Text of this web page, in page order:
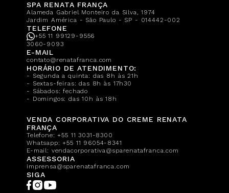
SPA RENATA FRANÇA
Alameda Gabriel Monteiro da Silva, 1974
Jardim América - São Paulo - SP - 014442-002
TELEFONE
+55 11 99129-9556
3060-9093
E-MAIL
contato@renatafranca.com
HORÁRIO DE ATENDIMENTO:
- Segunda a quinta: das 8h às 21h
- Sextas-feiras: das 8h às 17h30
- Sábados: fechado
- Domingos: das 10h às 18h
VENDA CORPORATIVA DO CREME RENATA
FRANÇA
Telefone:+55 11 3031-8300
Whatsapp:+55 11 96054-8341
E-mail: vendacorporativa@sparenatafranca.com
ASSESSORIA
imprensa@sparenatafranca.com
SIGA